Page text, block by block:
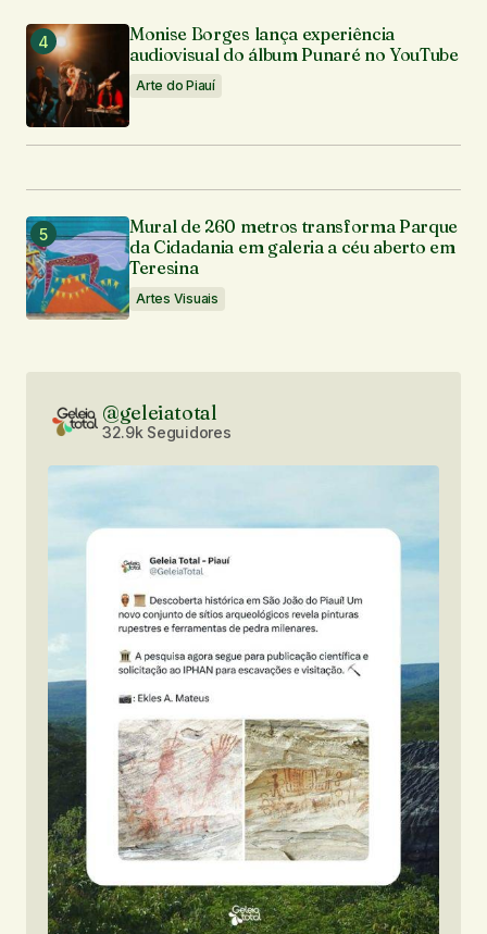
Monise Borges lança experiência
audiovisual do álbum Punaré no YouTube
Arte do Piauí
Mural de 260 metros transforma Parque
da Cidadania em galeria a céu aberto em
Teresina
Artes Visuais
@geleiatotal
32.9k Seguidores